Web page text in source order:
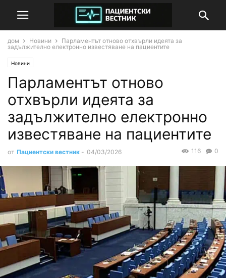
дом Новини
Парламентът отново отхвърли идеята за
задължително електронно известяване на пациентите
Новини
Парламентът отново
отхвърли идеята за
задължително електронно
известяване на пациентите
от Пациентски вестник - 04/03/2026 0
116